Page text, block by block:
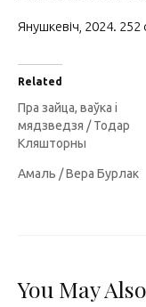
Янушкевіч, 2024.
Related
Пра зайца, ваўка і
мядзведзя / Тодар
Кляшторны
Амаль / Вера Бурлак
You May